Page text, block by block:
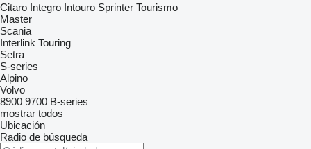
Citaro Integro Intouro Sprinter Tourismo
Master
Scania
Interlink Touring
Setra
S-series
Alpino
Volvo
8900 9700 B-series
mostrar todos
Ubicación
Radio de búsqueda